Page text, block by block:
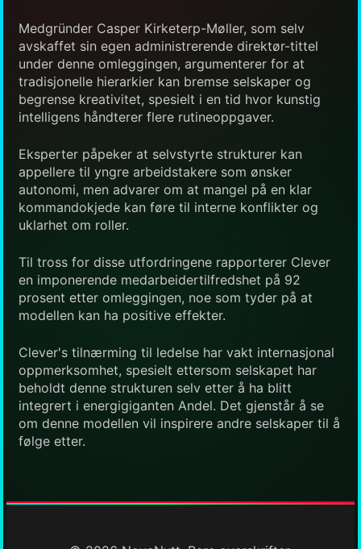
Medgründer Casper Kirketerp-Møller, som selv
avskaffet sin egen administrerende direktør-tittel
under denne omleggingen, argumenterer for at
tradisjonelle hierarkier kan bremse selskaper og
begrense kreativitet, spesielt i en tid hvor kunstig
intelligens håndterer flere rutineoppgaver.
Eksperter påpeker at selvstyrte strukturer kan
appellere til yngre arbeidstakere som ønsker
autonomi, men advarer om at mangel på en klar
kommandokjede kan føre til interne konflikter og
uklarhet om roller.
Til tross for disse utfordringene rapporterer Clever
en imponerende medarbeidertilfredshet på 92
prosent etter omleggingen, noe som tyder på at
modellen kan ha positive effekter.
Clever's tilnærming til ledelse har vakt internasjonal
oppmerksomhet, spesielt ettersom selskapet har
beholdt denne strukturen selv etter å ha blitt
integrert i energigiganten Andel. Det gjenstår å se
om denne modellen vil inspirere andre selskaper til å
følge etter.